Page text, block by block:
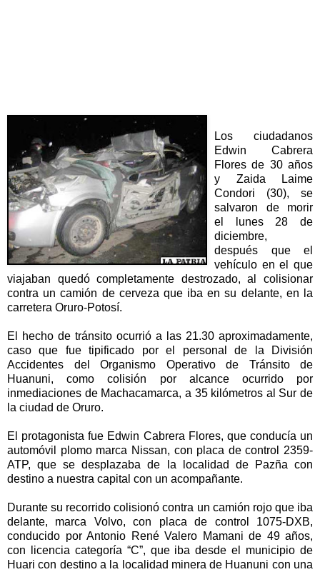
Los ciudadanos
Edwin Cabrera
Flores de 30 años
y Zaida Laime
Condori (30), se
salvaron de morir
el lunes 28 de
diciembre,
después que el
vehículo en el que
viajaban quedó completamente destrozado, al colisionar
contra un camión de cerveza que iba en su delante, en la
carretera Oruro-Potosí.
El hecho de tránsito ocurrió a las 21.30 aproximadamente,
caso que fue tipificado por el personal de la División
Accidentes del Organismo Operativo de Tránsito de
Huanuni, como colisión por alcance ocurrido por
inmediaciones de Machacamarca, a 35 kilómetros al Sur de
la ciudad de Oruro.
El protagonista fue Edwin Cabrera Flores, que conducía un
automóvil plomo marca Nissan, con placa de control 2359-
ATP, que se desplazaba de la localidad de Pazña con
destino a nuestra capital con un acompañante.
Durante su recorrido colisionó contra un camión rojo que iba
delante, marca Volvo, con placa de control 1075-DXB,
conducido por Antonio René Valero Mamani de 49 años,
con licencia categoría “C”, que iba desde el municipio de
Huari con destino a la localidad minera de Huanuni con una